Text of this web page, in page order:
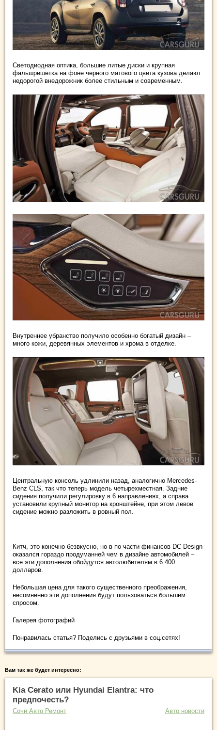
Светодиодная оптика, большие литые диски и крупная
фальшрешетка на фоне черного матового цвета кузова делают
недорогой внедорожник более стильным и современным.
Внутреннее убранство получило особенно богатый дизайн –
много кожи, деревянных элементов и хрома в отделке.
Центральную консоль удлинили назад, аналогично Mercedes-
Benz CLS, так что теперь модель четырехместная. Задние
сидения получили регулировку в 6 направлениях, а справа
установили крупный монитор на кронштейне, при этом левое
сидение можно разложить в ровный пол.
Китч, это конечно безвкусно, но в по части финансов DC Design
оказался гораздо продуманней чем в дизайне автомобилей –
все эти дополнения обойдутся автолюбителям в 6 400
долларов.
Небольшая цена для такого существенного преображения,
несомненно эти дополнения будут пользоваться большим
спросом.
Галерея фотографий
Понравилась статья? Поделись с друзьями в соц.сетях!
Вам так же будет интересно:
Kia Cerato или Hyundai Elantra: что
предпочесть?
Сочи Авто Ремонт Авто новости